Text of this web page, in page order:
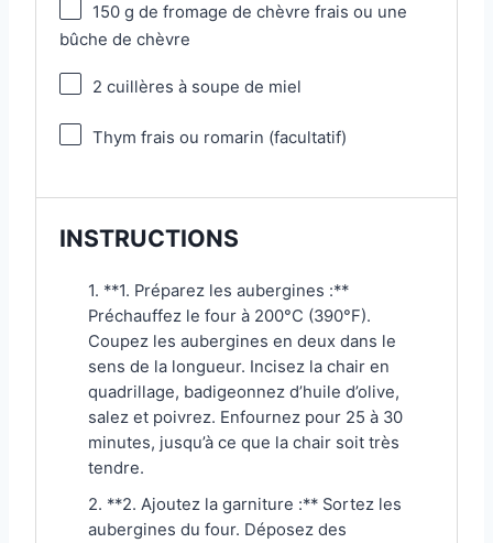
150 g de fromage de chèvre frais ou une
bûche de chèvre
2 cuillères à soupe de miel
Thym frais ou romarin (facultatif)
INSTRUCTIONS
1. **1. Préparez les aubergines :**
Préchauffez le four à 200°C (390°F).
Coupez les aubergines en deux dans le
sens de la longueur. Incisez la chair en
quadrillage, badigeonnez d’huile d’olive,
salez et poivrez. Enfournez pour 25 à 30
minutes, jusqu’à ce que la chair soit très
tendre.
2. **2. Ajoutez la garniture :** Sortez les
aubergines du four. Déposez des